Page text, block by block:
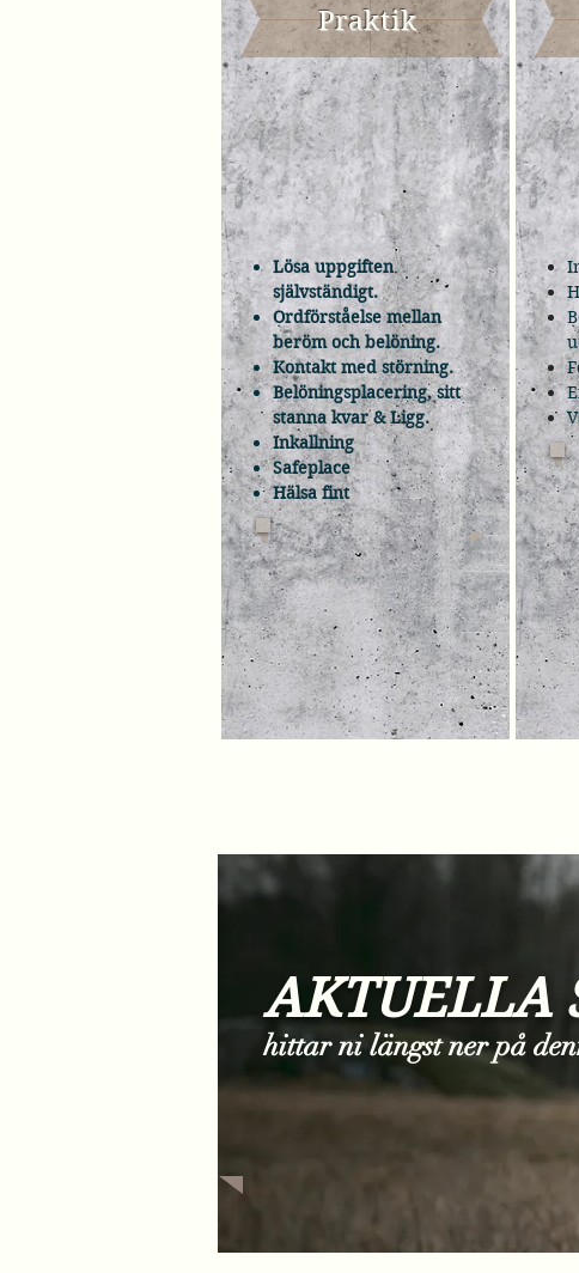
Praktik
Lösa uppgiften
självständigt.
Ordförståelse mellan
beröm och belöning.
Kontakt med störning.
Belöningsplacering, sitt
stanna kvar & Ligg.
Inkallning
Safeplace
Hälsa fint
AKTUELLA
hittar ni längst ner på